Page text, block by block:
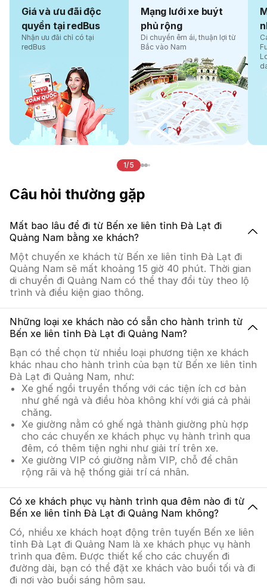
Giá và ưu đãi độc
quyền tại redBus
Nhận ưu đãi chỉ có tại
redBus
Mạng lưới xe buýt
phủ rộng
Di chuyển êm ái, thuận lợi từ
Bắc vào Nam
1/5
Câu hỏi thường gặp
Mất bao lâu để đi từ Bến xe liên tỉnh Đà Lạt đi
Quảng Nam bằng xe khách?
Một chuyến xe khách từ Bến xe liên tỉnh Đà Lạt đi
Quảng Nam sẽ mất khoảng 15 giờ 40 phút. Thời gian
di chuyển đi Quảng Nam có thể thay đổi tùy theo lộ
trình và điều kiện giao thông.
Những loại xe khách nào có sẵn cho hành trình từ
Bến xe liên tỉnh Đà Lạt đi Quảng Nam?
Bạn có thể chọn từ nhiều loại phương tiện xe khách
khác nhau cho hành trình của bạn từ Bến xe liên tỉnh
Đà Lạt đi Quảng Nam, như:
Xe ghế ngồi truyền thống với các tiện ích cơ bản
như ghế ngả và điều hòa không khí với giá cả phải
chăng.
Xe giường nằm có ghế ngả thành giường phù hợp
cho các chuyến xe khách phục vụ hành trình qua
đêm, có thêm tiện nghi như giải trí trên xe.
Xe giường VIP có giường nằm VIP, chỗ để chân
rộng rãi và hệ thống giải trí cá nhân.
Có xe khách phục vụ hành trình qua đêm nào đi từ
Bến xe liên tỉnh Đà Lạt đi Quảng Nam không?
Có, nhiều xe khách hoạt động trên tuyến Bến xe liên
tỉnh Đà Lạt đi Quảng Nam là xe khách phục vụ hành
trình qua đêm. Được thiết kế cho các chuyến đi
đường dài, bạn có thể đặt xe khách vào buổi tối và đi
đi nơi vào buổi sáng hôm sau.